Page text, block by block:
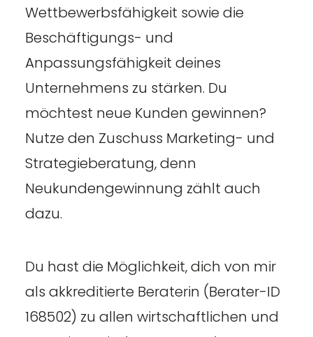
Wettbewerbsfähigkeit sowie die
Beschäftigungs- und
Anpassungsfähigkeit deines
Unternehmens zu stärken. Du
möchtest neue Kunden gewinnen?
Nutze den Zuschuss Marketing- und
Strategieberatung, denn
Neukundengewinnung zählt auch
dazu.
Du hast die Möglichkeit, dich von mir
als akkreditierte Beraterin (Berater-ID
168502) zu allen wirtschaftlichen und